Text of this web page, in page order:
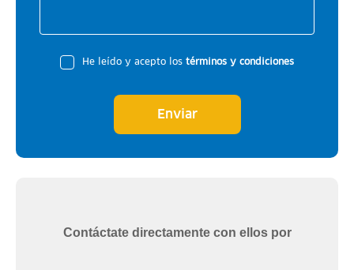
He leído y acepto los términos y condiciones
Enviar
Contáctate directamente con ellos por